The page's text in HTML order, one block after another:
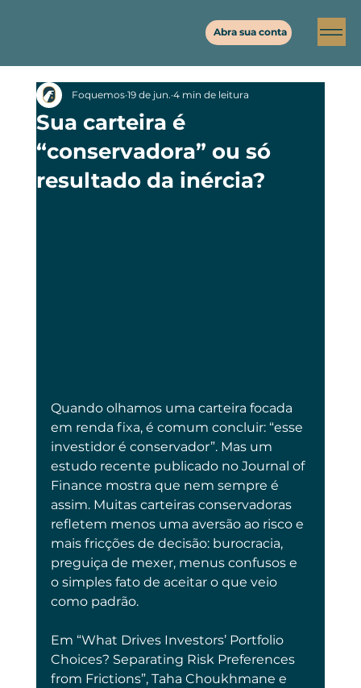
Abra sua conta
Sua carteira é
“conservadora” ou só
resultado da inércia?
Foquemos 19 de jun. 4 min de leitura
Quando olhamos uma carteira focada
em renda fixa, é comum concluir: “esse
investidor é conservador”. Mas um
estudo recente publicado no Journal of
Finance mostra que nem sempre é
assim. Muitas carteiras conservadoras
refletem menos uma aversão ao risco e
mais fricções de decisão: burocracia,
preguiça de mexer, menus confusos e
o simples fato de aceitar o que veio
como padrão.
Em “What Drives Investors’ Portfolio
Choices? Separating Risk Preferences
from Frictions”, Taha Choukhmane e